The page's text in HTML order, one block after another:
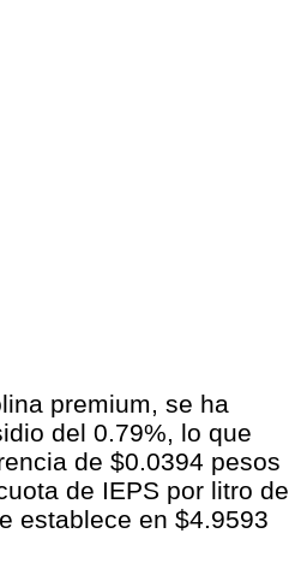
premium, se ha
del 0.79%, lo que
de $0.0394 pesos
de IEPS por litro de
establece en $4.9593